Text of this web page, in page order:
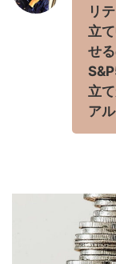
リ
立
せ
立
ア